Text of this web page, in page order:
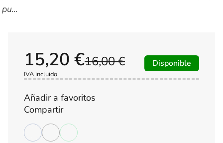
pu...
16,00 €
15,20 €
IVA incluido
Disponible
Añadir a favoritos
Compartir